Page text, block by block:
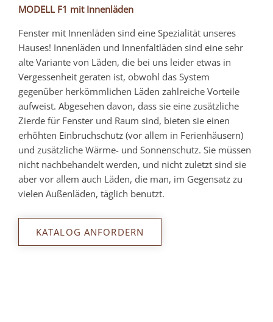
MODELL F1 mit Innenläden
Fenster mit Innenläden sind eine Spezialität unseres
Hauses! Innenläden und Innenfaltläden sind eine sehr
alte Variante von Läden, die bei uns leider etwas in
Vergessenheit geraten ist, obwohl das System
gegenüber herkömmlichen Läden zahlreiche Vorteile
aufweist. Abgesehen davon, dass sie eine zusätzliche
Zierde für Fenster und Raum sind, bieten sie einen
erhöhten Einbruchschutz (vor allem in Ferienhäusern)
und zusätzliche Wärme- und Sonnenschutz. Sie müssen
nicht nachbehandelt werden, und nicht zuletzt sind sie
aber vor allem auch Läden, die man, im Gegensatz zu
vielen Außenläden, täglich benutzt.
KATALOG ANFORDERN